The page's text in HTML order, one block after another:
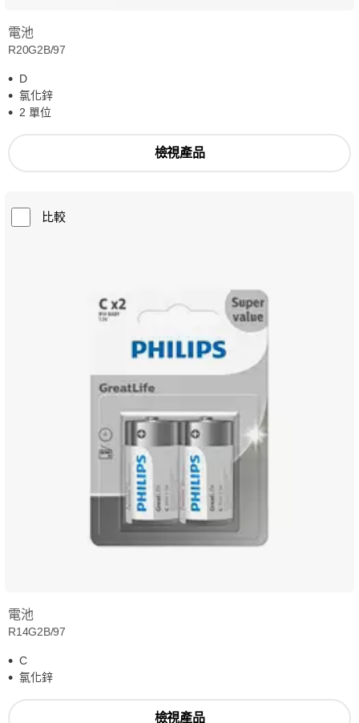
電池
R20G2B/97
D
氯化鋅
2 單位
檢視產品
比較
電池
R14G2B/97
C
氯化鋅
檢視產品